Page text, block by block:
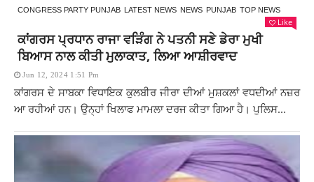
CONGRESS PARTY PUNJAB LATEST NEWS NEWS PUNJAB TOP NEWS
Like
ਕਾਂਗਰਸ ਪ੍ਰਧਾਨ ਰਾਜਾ ਵੜਿੰਗ ਨੇ ਪਤਨੀ ਸਣੇ ਡੇਰਾ ਮੁਖੀ
ਬਿਆਸ ਨਾਲ ਕੀਤੀ ਮੁਲਾਕਾਤ, ਲਿਆ ਆਸ਼ੀਰਵਾਦ
Jun 12, 2024 1:51 Pm
ਕਾਂਗਰਸ ਦੇ ਸਾਬਕਾ ਵਿਧਾਇਕ ਕੁਲਬੀਰ ਜੀਰਾ ਦੀਆਂ ਮੁਸ਼ਕਲਾਂ ਵਧਦੀਆਂ ਨਜ਼ਰ
ਆ ਰਹੀਆਂ ਹਨ। ਉਨ੍ਹਾਂ ਖਿਲਾਫ ਮਾਮਲਾ ਦਰਜ ਕੀਤਾ ਗਿਆ ਹੈ। ਪੁਲਿਸ...